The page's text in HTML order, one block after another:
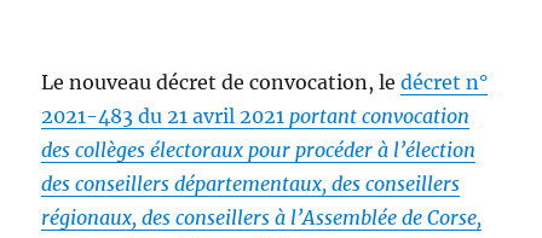
Le nouveau décret de convocation, ledécret n°
2021-483 du 21 avril 2021portant convocation
des collèges électoraux pour procéder à l’élection
des conseillers départementaux, des conseillers
régionaux, des conseillers à l’Assemblée de Corse,